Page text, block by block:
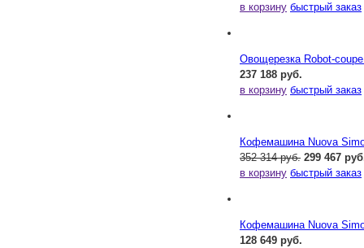
в корзину быстрый заказ
Овощерезка Robot-
237 188 руб.
в корзину быстрый заказ
Кофемашина Nuova
352 314 руб. 299 467
в корзину быстрый заказ
Кофемашина Nuova
128 649 руб.